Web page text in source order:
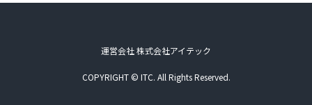
運営会社 株式会社アイテック
COPYRIGHT © ITC. All Rights Reserved.